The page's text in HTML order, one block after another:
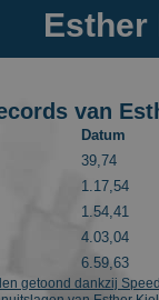
van
Datum
39,74
1.17,54
1.54,41
4.03,04
6.59,63
getoond dankzij